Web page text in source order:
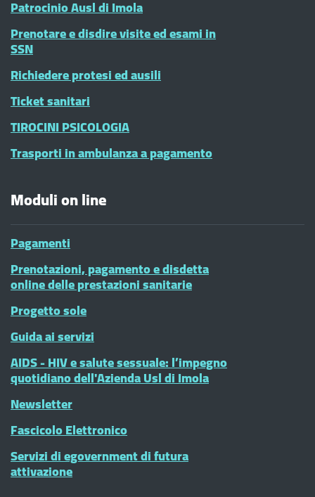
Patrocinio Ausl di Imola
Prenotare e disdire visite ed esami in
SSN
Richiedere protesi ed ausili
Ticket sanitari
TIROCINI PSICOLOGIA
Trasporti in ambulanza a pagamento
Moduli on line
Pagamenti
Prenotazioni, pagamento e disdetta
online delle prestazioni sanitarie
Progetto sole
Guida ai servizi
AIDS - HIV e salute sessuale: l’impegno
quotidiano dell'Azienda Usl di Imola
Newsletter
Fascicolo Elettronico
Servizi di egovernment di futura
attivazione